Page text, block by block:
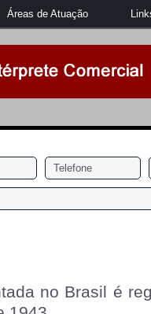
Áreas de Atuação
no Brasil é